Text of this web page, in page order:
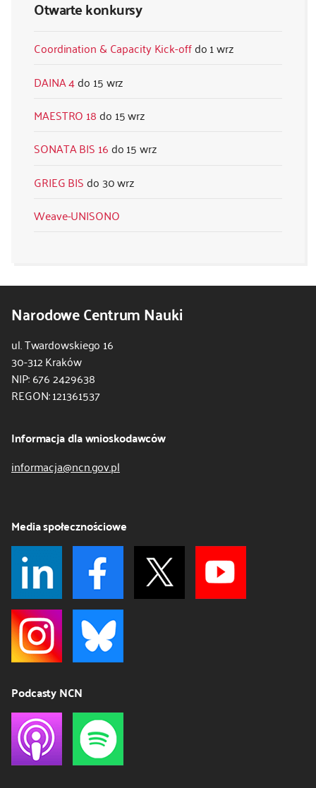
Otwarte konkursy
Coordination & Capacity Kick-off
1 wrz
DAINA 4
15 wrz
MAESTRO 18
15 wrz
SONATA BIS 16
15 wrz
GRIEG BIS
30 wrz
Weave-UNISONO
Narodowe Centrum Nauki
ul. Twardowskiego 16
30-312 Kraków
NIP: 676 2429638
REGON: 121361537
Informacja dla wnioskodawców
informacja@ncn.gov.pl
Media społecznościowe
Podcasty NCN